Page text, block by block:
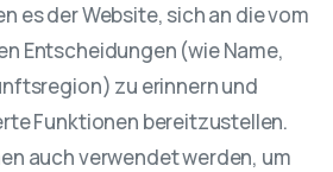
es der Website, sich an die vom
Entscheidungen (wie Name,
zu erinnern und
Funktionen bereitzustellen.
auch verwendet werden, um